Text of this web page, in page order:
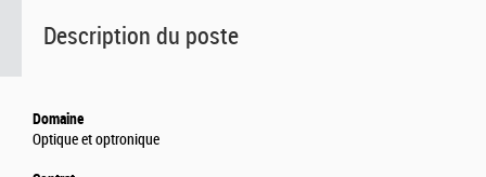
Description du poste
Domaine
Optique et optronique